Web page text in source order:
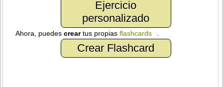
Ejercicio
personalizado
Ahora, puedescreartus propiasflashcards
Crear Flashcard